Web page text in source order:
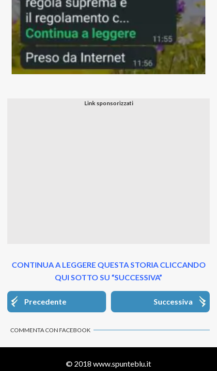
CONTINUA A LEGGERE QUESTA STORIA CLICCANDO
QUI SOTTO SU “SUCCESSIVA”
Precedente Successiva
COMMENTA CON FACEBOOK
© 2018 www.spunteblu.it